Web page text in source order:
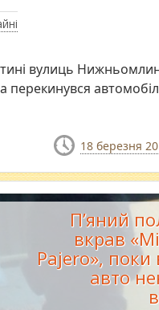
вулиць
перекинувся
18 березня
П’яний
вкрав
Pajero», поки
авто